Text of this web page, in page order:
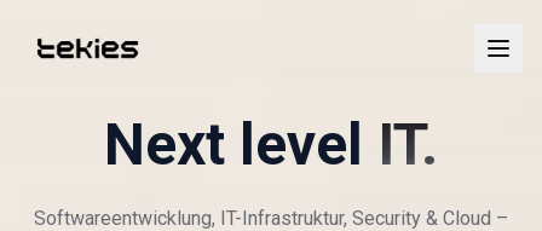
Next level IT.
Softwareentwicklung, IT-Infrastruktur, Security & Cloud –